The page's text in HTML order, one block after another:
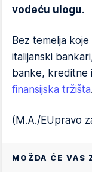
vodeću ulogu.
Bez temelja
italijanski
banke, kreditne
finansijska tržišta.
(M.A./EUpravo
MOŽDA ĆE VAS